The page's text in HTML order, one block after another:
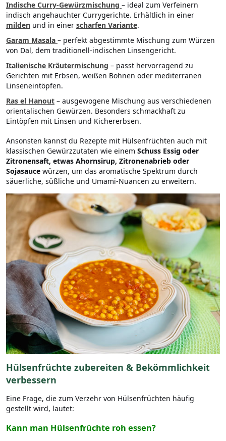
Indische Curry-Gewürzmischung – ideal zum Verfeinern
indisch angehauchter Currygerichte. Erhältlich in einer
milden und in einer scharfen Variante.
Garam Masala – perfekt abgestimmte Mischung zum Würzen
von Dal, dem traditionell-indischen Linsengericht.
Italienische Kräutermischung – passt hervorragend zu
Gerichten mit Erbsen, weißen Bohnen oder mediterranen
Linseneintöpfen.
Ras el Hanout – ausgewogene Mischung aus verschiedenen
orientalischen Gewürzen. Besonders schmackhaft zu
Eintöpfen mit Linsen und Kichererbsen.
Ansonsten kannst du Rezepte mit Hülsenfrüchten auch mit
klassischen Gewürzzutaten wie einem Schuss Essig oder
Zitronensaft, etwas Ahornsirup, Zitronenabrieb oder
Sojasauce würzen, um das aromatische Spektrum durch
säuerliche, süßliche und Umami-Nuancen zu erweitern.
Hülsenfrüchte zubereiten & Bekömmlichkeit
verbessern
Eine Frage, die zum Verzehr von Hülsenfrüchten häufig
gestellt wird, lautet:
Kann man Hülsenfrüchte roh essen?